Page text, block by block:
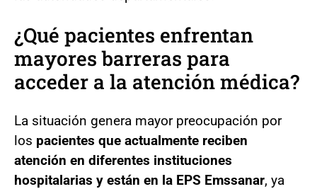
¿Qué pacientes enfrentan
mayores barreras para
acceder a la atención médica?
La situación genera mayor preocupación por
los pacientes que actualmente reciben
atención en diferentes instituciones
hospitalarias y están en la EPS Emssanar, ya